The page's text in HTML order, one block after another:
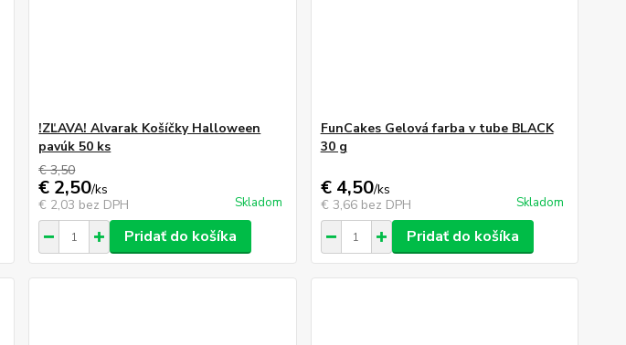
!ZĽAVA! Alvarak Košíčky Halloween
pavúk 50 ks
€ 3,50
€ 2,50/ks
€ 2,03 bez DPH Skladom
Pridať do košíka
FunCakes Gelová farba v tube BLACK
30 g
€ 4,50/ks
€ 3,66 bez DPH Skladom
Pridať do košíka